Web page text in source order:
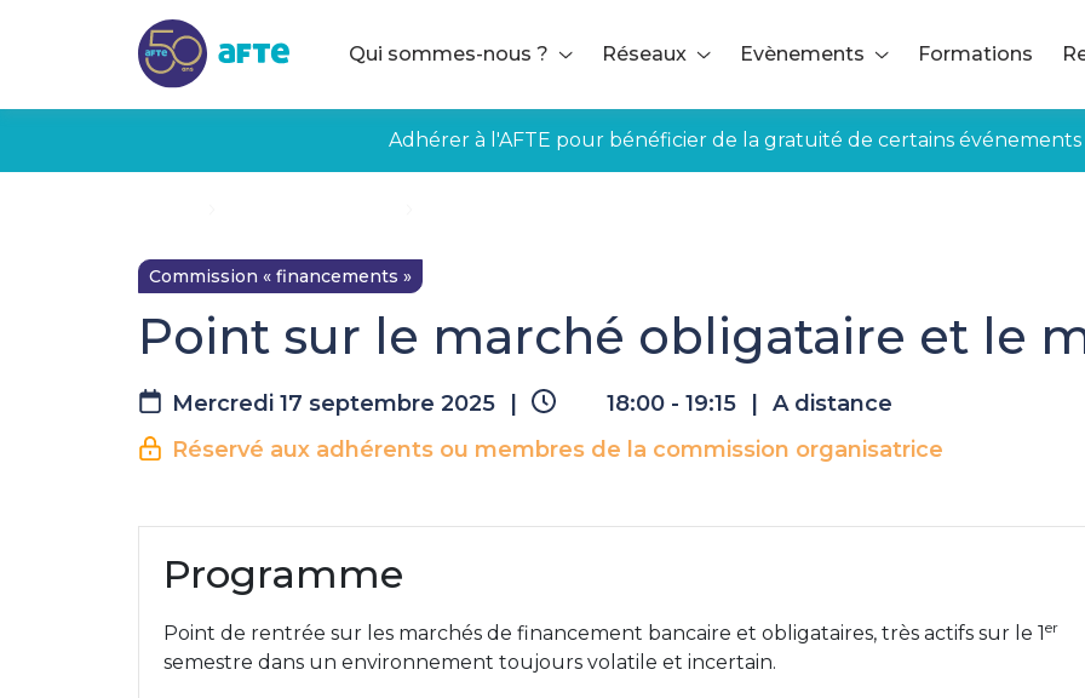
Qui sommes-nous ? Réseaux Evènements Formations
Adhérer à l'AFTE pour bénéficier de la gratuité de certains événements
Commission « financements »
Point sur le marché obligataire et le
Mercredi 17 septembre 2025 18:00 - 19:15
A distance
Réservé aux adhérents ou membres de la commission organisatrice
Programme
Point de rentrée sur les marchés de financement bancaire et obligataires, très actifs sur le 1er
semestre dans un environnement toujours volatile et incertain.